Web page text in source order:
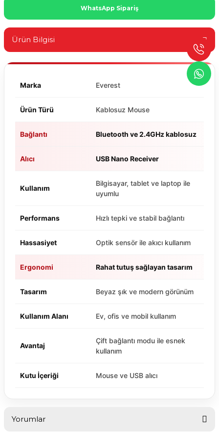
WhatsApp Sipariş
Ürün Bilgisi
Marka Everest
Ürün Türü Kablosuz Mouse
Bağlantı Bluetooth ve 2.4GHz kablosuz
Alıcı USB Nano Receiver
Kullanım
Bilgisayar, tablet ve laptop ile
uyumlu
Performans Hızlı tepki ve stabil bağlantı
Hassasiyet Optik sensör ile akıcı kullanım
Ergonomi Rahat tutuş sağlayan tasarım
Tasarım Beyaz şık ve modern görünüm
Kullanım Alanı Ev, ofis ve mobil kullanım
Avantaj
Çift bağlantı modu ile esnek
kullanım
Kutu İçeriği Mouse ve USB alıcı
Yorumlar